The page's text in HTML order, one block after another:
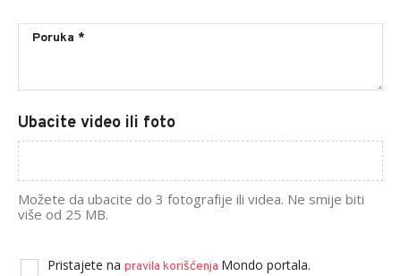
Ubacite video ili foto
Možete da ubacite do 3 fotografije ili videa. Ne smije biti
više od 25 MB.
Pristajete na pravila korišćenja Mondo portala.